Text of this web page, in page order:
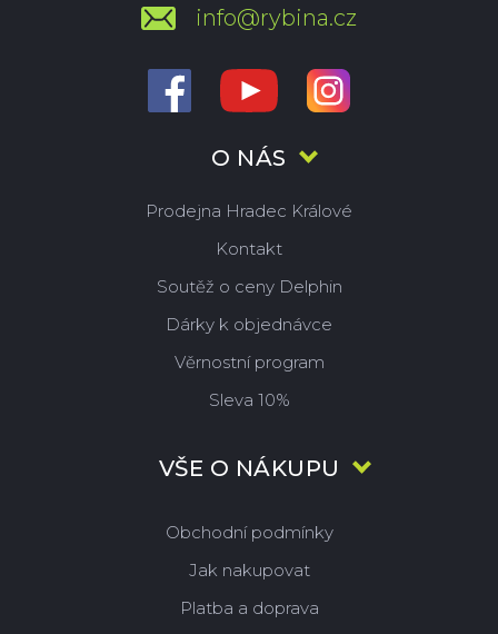
O NÁS
Prodejna Hradec Králové
Kontakt
Soutěž o ceny Delphin
Dárky k objednávce
Věrnostní program
Sleva 10%
VŠE O NÁKUPU
Obchodní podmínky
Jak nakupovat
Platba a doprava
info@rybina.cz